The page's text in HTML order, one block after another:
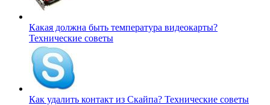
Какая должна быть температура видеокарты?
Технические советы
Как удалить контакт из Скайпа? Технические советы